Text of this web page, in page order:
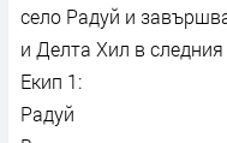
село Радуй и
и Делта Хил в следния
Екип 1:
Радуй